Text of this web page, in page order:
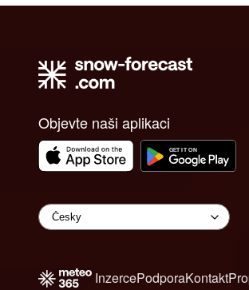
Objevte naši aplikaci
InzercePodporaKontakt